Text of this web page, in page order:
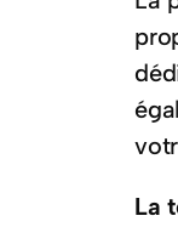
La